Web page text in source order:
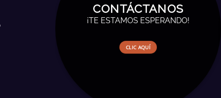
CONTÁCTANOS
¡TE ESTAMOS ESPERANDO!
CLIC AQUÍ